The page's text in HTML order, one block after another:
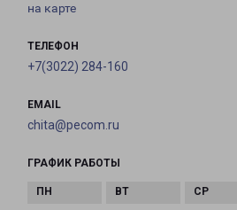
на карте
ТЕЛЕФОН
+7(3022) 284-160
EMAIL
chita@pecom.ru
ГРАФИК РАБОТЫ